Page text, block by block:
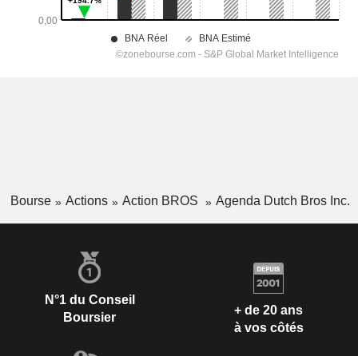
Bourse Actions Action BROS Agenda Dutch Bros Inc.
N°1 du Conseil
Boursier
+ de 20 ans
à vos côtés